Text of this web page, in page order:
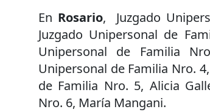
En Rosario, Juzgado
Juzgado Unipersonal de
Unipersonal de Familia
Unipersonal de Familia Nro.
de Familia Nro. 5, Alicia
Nro. 6, María Mangani.